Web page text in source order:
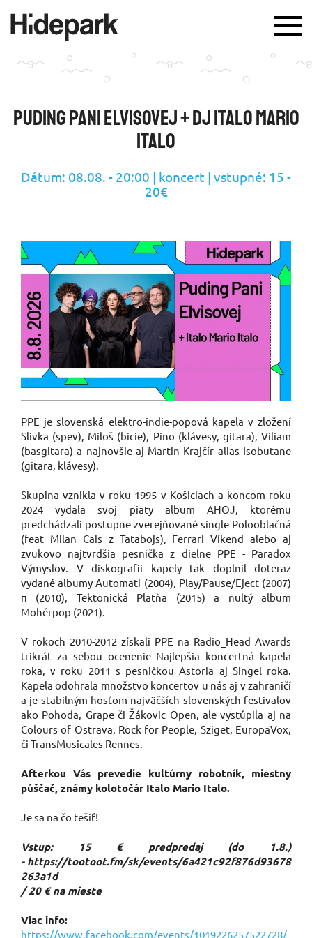
Puding Pani Elvisovej + DJ Italo Mario
Italo
Dátum: 08.08. - 20:00 | koncert | vstupné: 15 -
20€
PPE je slovenská elektro-indie-popová kapela v zložení
Slivka (spev), Miloš (bicie), Pino (klávesy, gitara), Viliam
(basgitara) a najnovšie aj Martin Krajčír alias Isobutane
(gitara, klávesy).
Skupina vznikla v roku 1995 v Košiciach a koncom roku
2024 vydala svoj piaty album AHOJ, ktorému
predchádzali postupne zverejňované single Polooblačná
(feat Milan Cais z Tatabojs), Ferrari Víkend alebo aj
zvukovo najtvrdšia pesnička z dielne PPE - Paradox
Výmyslov. V diskografii kapely tak doplnil doteraz
vydané albumy Automati (2004), Play/Pause/Eject (2007)
π (2010), Tektonická Platňa (2015) a nultý album
Mohérpop (2021).
V rokoch 2010-2012 získali PPE na Radio_Head Awards
trikrát za sebou ocenenie Najlepšia koncertná kapela
roka, v roku 2011 s pesničkou Astoria aj Singel roka.
Kapela odohrala množstvo koncertov u nás aj v zahraničí
a je stabilným hosťom najväčších slovenských festivalov
ako Pohoda, Grape či Žákovic Open, ale vystúpila aj na
Colours of Ostrava, Rock for People, Sziget, EuropaVox,
či TransMusicales Rennes.
Afterkou Vás prevedie kultúrny robotník, miestny
púščač, známy kolotočár Italo Mario Italo.
Je sa na čo tešiť!
Vstup: 15 € predpredaj (do 1.8.)
- https://tootoot.fm/sk/events/6a421c92f876d93678
263a1d
/ 20 € na mieste
Viac info:
https://www.facebook.com/events/1019226257522728/